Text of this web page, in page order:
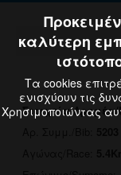
Στοιχεία Δρομέα/
καλύτερη
Τα cookies
ενισχύουν τις
Χρησιμοποιώντας